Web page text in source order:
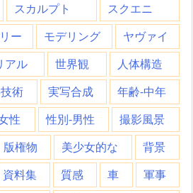
スカルプト
スクエニ
ー モデリング
ヤヴァイ
アル 世界観
人体構造
術 実写合成
年齢-中年
性 性別-男性
撮影風景
版権物 美少女的な
背景
資料集 質感 車
軍事